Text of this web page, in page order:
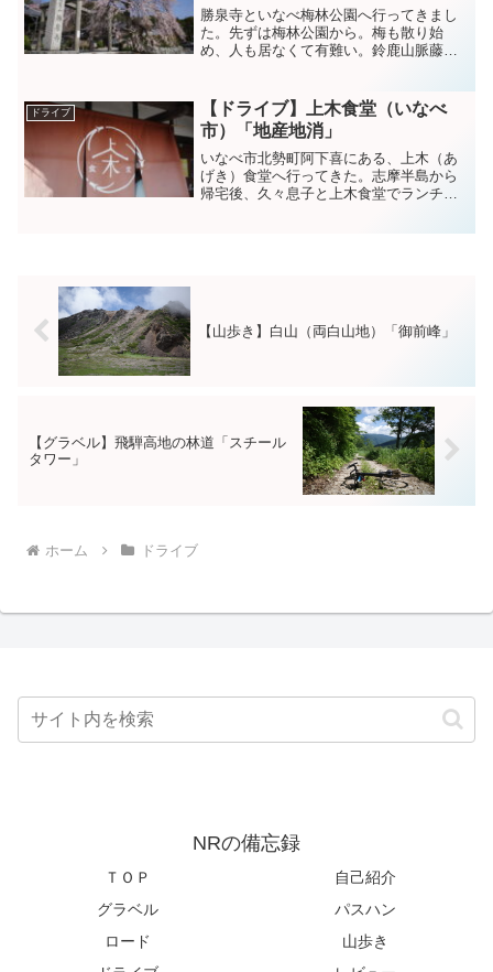
勝泉寺といなべ梅林公園へ行ってきまし
た。先ずは梅林公園から。梅も散り始
め、人も居なくて有難い。鈴鹿山脈藤原
もまだ綺麗だ。展望台は風が強くて、寒
かった。お次は、勝泉寺だ。...
ドライブ
【ドライブ】上木食堂（いなべ
市）「地産地消」
いなべ市北勢町阿下喜にある、上木（あ
げき）食堂へ行ってきた。志摩半島から
帰宅後、久々息子と上木食堂でランチを
【山歩き】白山（両白山地）「御前峰」
【グラベル】飛騨高地の林道「スチール
タワー」
ホーム ドライブ
NRの備忘録
ＴＯＰ
自己紹介
グラベル
パスハン
ロード
山歩き